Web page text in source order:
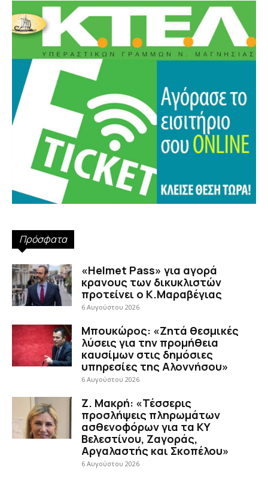
Πρόσφατα
«Helmet Pass» για αγορά
κρανους των δικυκλιστών
προτείνει ο Κ.Μαραβέγιας
6 Αυγούστου 2026
Μπουκώρος: «Ζητά θεσμικές
λύσεις για την προμήθεια
καυσίμων στις δημόσιες
υπηρεσίες της Αλοννήσου»
6 Αυγούστου 2026
Ζ. Μακρή: «Τέσσερις
προσλήψεις πληρωμάτων
ασθενοφόρων για τα ΚΥ
Βελεστίνου, Ζαγοράς,
Αργαλαστής και Σκοπέλου»
6 Αυγούστου 2026